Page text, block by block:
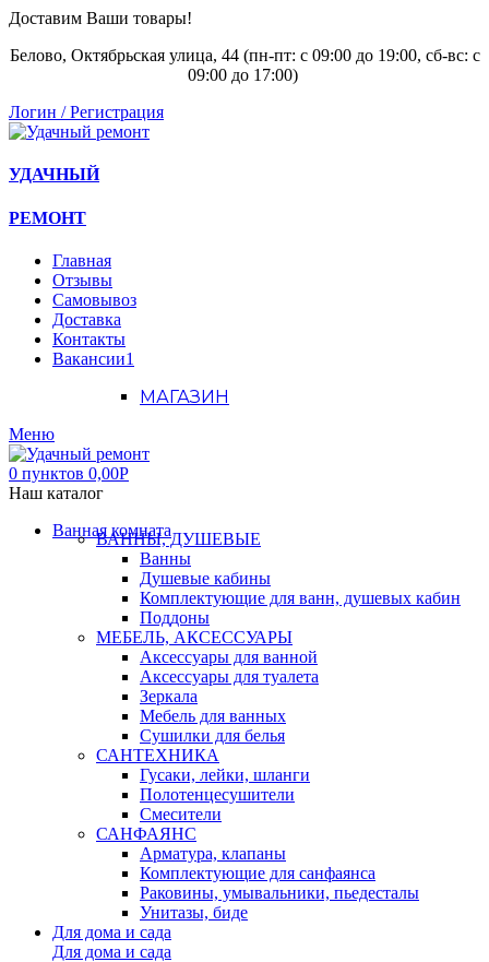
Доставим Ваши товары!
Белово, Октябрьская улица, 44 (пн-пт: с 09:00 до 19:00, сб-вс: с
09:00 до 17:00)
Логин / Регистрация
УДАЧНЫЙ
РЕМОНТ
Главная
Отзывы
Самовывоз
Доставка
Контакты
Вакансии1
МАГАЗИН
Меню
0 пунктов 0,00Р
Наш каталог
Ванная комната
ВАННЫ, ДУШЕВЫЕ
Ванны
Душевые кабины
Комплектующие для ванн, душевых кабин
Поддоны
МЕБЕЛЬ, АКСЕССУАРЫ
Аксессуары для ванной
Аксессуары для туалета
Зеркала
Мебель для ванных
Сушилки для белья
САНТЕХНИКА
Гусаки, лейки, шланги
Полотенцесушители
Смесители
САНФАЯНС
Арматура, клапаны
Комплектующие для санфаянса
Раковины, умывальники, пьедесталы
Унитазы, биде
Для дома и сада
Для дома и сада